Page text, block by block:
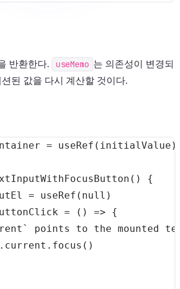
반환한다. useMemo 는 의존성이 변경되
된 값을 다시 계산할 것이다.
= useRef ( initialValue )
( )
{
= useRef ( null )
= ( ) =>
{
points to the mounted
. current . focus ( )